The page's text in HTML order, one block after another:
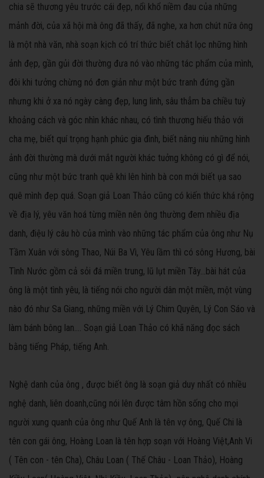
chia sẽ thương yêu trước cái đẹp, nổi khổ niềm đau của những
mảnh đời, của xã hội mà ông đã thấy, đã nghe, xa hơn chút nữa ông
là một nhà văn, nhà soạn kịch có trí thức biết chắt lọc những hình
ảnh đẹp, gần gủi đời thường đưa nó vào những tác phẩm của mình,
đôi khi tưởng chừng nó đơn giản như một bức tranh đứng gần
nhưng khi ở xa nó ngày càng đẹp, lung linh, sâu thẳm ba chiều tuỳ
khoảng cách và góc nhìn khác nhau, có tình thương hiếu thảo với
cha mẹ, biết quí trọng hạnh phúc gia đình, biết nâng niu những hình
ảnh đời thường mà dưới mắt người khác tuởng không có gì để nói,
cũng như một bức tranh quê khi lên hình bà con mới biết ụa sao
quê mình đẹp quá. Soạn giả Loan Thảo cũng có kiến thức khá rộng
về địa lý, yêu văn hoá từng miền nên ông thường đem nhiều địa
danh, điệu lý câu hò của mình vào những tác phẩm của ông như Nụ
Tầm Xuân với sông Thao, Núi Ba Vì, Yêu lầm thì có sông Hương, bài
Tình Nước gồm cả sỏi đá miền trung, lũ lụt miền Tây...bài hát của
ông là một tình yêu, là tiếng nói cho người dân một miền, một vùng
nào đó như Sa Giang, những miền với Lý Chim Quyên, Lý Con Sáo và
làm bánh bông lan.... Soạn giả Loan Thảo có khã năng đọc sách
bằng tiếng Pháp, tiếng Anh.
Nghệ danh của ông , được biết ông là soạn giả duy nhất có nhiều
nghệ danh, liên doanh,cũng nói lên được tâm hồn sống cho mọi
người xung quanh của ông như Quế Anh là tên vợ ông, Quế Chi là
tên con gái ông, Hoàng Loan là tên hợp soạn với Hoàng Việt,Anh Vi
( Tên con - tên Cha), Châu Loan ( Thế Châu - Loan Thảo), Hoàng